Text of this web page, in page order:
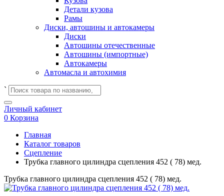
Детали кузова
Рамы
Диски, автошины и автокамеры
Диски
Автошины отечественные
Автошины (импортные)
Автокамеры
Автомасла и автохимия
`
Личный кабинет
0 Корзина
Главная
Каталог товаров
Сцепление
Трубка главного цилиндра сцепления 452 ( 78) мед.
Трубка главного цилиндра сцепления 452 ( 78) мед.